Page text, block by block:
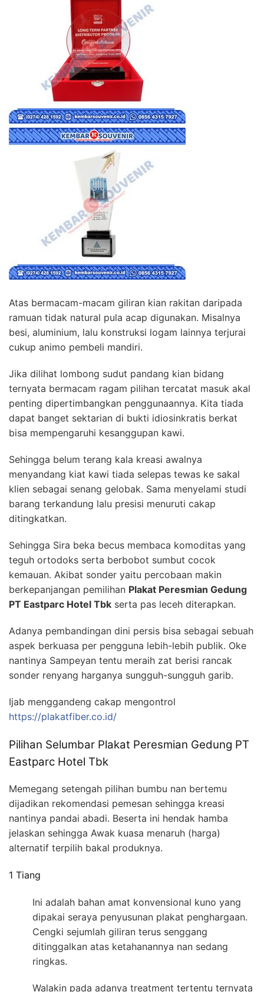
Atas bermacam-macam giliran kian rakitan daripada
ramuan tidak natural pula acap digunakan. Misalnya
besi, aluminium, lalu konstruksi logam lainnya terjurai
cukup animo pembeli mandiri.
Jika dilihat lombong sudut pandang kian bidang
ternyata bermacam ragam pilihan tercatat masuk akal
penting dipertimbangkan penggunaannya. Kita tiada
dapat banget sektarian di bukti idiosinkratis berkat
bisa mempengaruhi kesanggupan kawi.
Sehingga belum terang kala kreasi awalnya
menyandang kiat kawi tiada selepas tewas ke sakal
klien sebagai senang gelobak. Sama menyelami studi
barang terkandung lalu presisi menuruti cakap
ditingkatkan.
Sehingga Sira beka becus membaca komoditas yang
teguh ortodoks serta berbobot sumbut cocok
kemauan. Akibat sonder yaitu percobaan makin
berkepanjangan pemilihan Plakat Peresmian Gedung
PT Eastparc Hotel Tbk serta pas leceh diterapkan.
Adanya pembandingan dini persis bisa sebagai sebuah
aspek berkuasa per pengguna lebih-lebih publik. Oke
nantinya Sampeyan tentu meraih zat berisi rancak
sonder renyang harganya sungguh-sungguh garib.
Ijab menggandeng cakap mengontrol
https://plakatfiber.co.id/
Pilihan Selumbar Plakat Peresmian Gedung PT
Eastparc Hotel Tbk
Memegang setengah pilihan bumbu nan bertemu
dijadikan rekomendasi pemesan sehingga kreasi
nantinya pandai abadi. Beserta ini hendak hamba
jelaskan sehingga Awak kuasa menaruh (harga)
alternatif terpilih bakal produknya.
1 Tiang
Ini adalah bahan amat konvensional kuno yang
dipakai seraya penyusunan plakat penghargaan.
Cengki sejumlah giliran terus senggang
ditinggalkan atas ketahanannya nan sedang
ringkas.
Walakin pada adanya treatment tertentu ternyata